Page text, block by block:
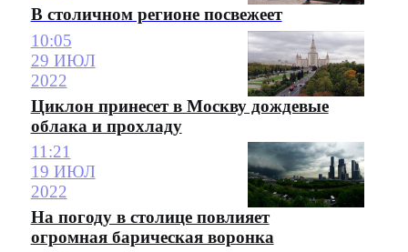
В столичном регионе посвежеет
10:05
29 ИЮЛ
2022
Циклон принесет в Москву дождевые
облака и прохладу
11:21
19 ИЮЛ
2022
На погоду в столице повлияет
огромная барическая воронка